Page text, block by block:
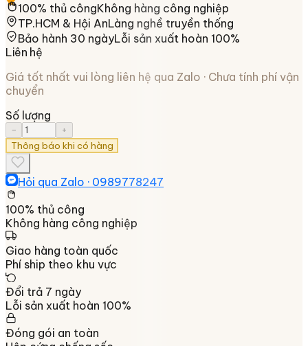
100% thủ côngKhông hàng công nghiệp
TP.HCM & Hội AnLàng nghề truyền thống
Bảo hành 30 ngàyLỗi sản xuất hoàn 100%
Liên hệ
Giá tốt nhất vui lòng liên hệ qua Zalo · Chưa tính phí vận
chuyển
Số lượng
−
+
Thông báo khi có hàng
Hỏi qua Zalo · 0989778247
100% thủ công
Không hàng công nghiệp
Giao hàng toàn quốc
Phí ship theo khu vực
Đổi trả 7 ngày
Lỗi sản xuất hoàn 100%
Đóng gói an toàn